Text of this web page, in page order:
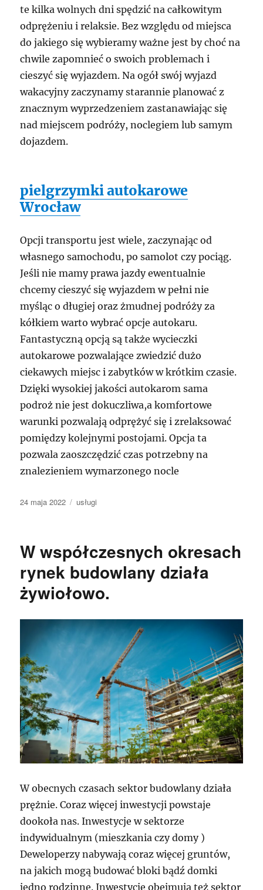
te kilka wolnych dni spędzić na całkowitym
odprężeniu i relaksie. Bez względu od miejsca
do jakiego się wybieramy ważne jest by choć na
chwile zapomnieć o swoich problemach i
cieszyć się wyjazdem. Na ogół swój wyjazd
wakacyjny zaczynamy starannie planować z
znacznym wyprzedzeniem zastanawiając się
nad miejscem podróży, noclegiem lub samym
dojazdem.
pielgrzymki autokarowe
Wrocław
Opcji transportu jest wiele, zaczynając od
własnego samochodu, po samolot czy pociąg.
Jeśli nie mamy prawa jazdy ewentualnie
chcemy cieszyć się wyjazdem w pełni nie
myśląc o długiej oraz żmudnej podróży za
kółkiem warto wybrać opcje autokaru.
Fantastyczną opcją są także wycieczki
autokarowe pozwalające zwiedzić dużo
ciekawych miejsc i zabytków w krótkim czasie.
Dzięki wysokiej jakości autokarom sama
podroż nie jest dokuczliwa,a komfortowe
warunki pozwalają odprężyć się i zrelaksować
pomiędzy kolejnymi postojami. Opcja ta
pozwala zaoszczędzić czas potrzebny na
znalezieniem wymarzonego nocle
Data
24 maja 2022 Kategorie
usługi
W współczesnych okresach
rynek budowlany działa
żywiołowo.
W obecnych czasach sektor budowlany działa
prężnie. Coraz więcej inwestycji powstaje
dookoła nas. Inwestycje w sektorze
indywidualnym (mieszkania czy domy )
Deweloperzy nabywają coraz więcej gruntów,
na jakich mogą budować bloki bądź domki
jedno rodzinne. Inwestycje obejmują też sektor